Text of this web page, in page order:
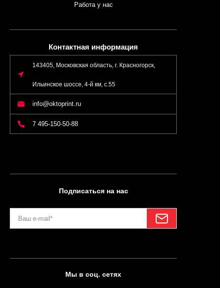
Работа у нас
Контактная информация
143405, Московская область, г. Красногорск,
Ильинское шоссе, 4-й км, с.55
info@oktoprint.ru
7 495-150-50-88
Подписаться на нас
Мы в соц. сетях